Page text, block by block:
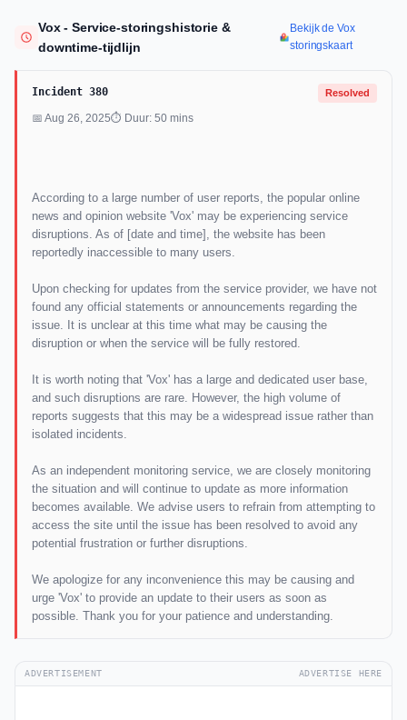
Vox - Service-storingshistorie &
downtime-tijdlijn
Bekijk de Vox
storingskaart
Incident 380 Resolved
📅 Aug 26, 2025⏱ Duur: 50 mins
According to a large number of user reports, the popular online
news and opinion website 'Vox' may be experiencing service
disruptions. As of [date and time], the website has been
reportedly inaccessible to many users.
Upon checking for updates from the service provider, we have not
found any official statements or announcements regarding the
issue. It is unclear at this time what may be causing the
disruption or when the service will be fully restored.
It is worth noting that 'Vox' has a large and dedicated user base,
and such disruptions are rare. However, the high volume of
reports suggests that this may be a widespread issue rather than
isolated incidents.
As an independent monitoring service, we are closely monitoring
the situation and will continue to update as more information
becomes available. We advise users to refrain from attempting to
access the site until the issue has been resolved to avoid any
potential frustration or further disruptions.
We apologize for any inconvenience this may be causing and
urge 'Vox' to provide an update to their users as soon as
possible. Thank you for your patience and understanding.
ADVERTISEMENT ADVERTISE HERE